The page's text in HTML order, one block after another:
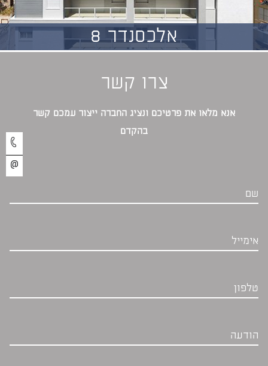
אלכסנדר 8
צרו קשר
אנא מלאו את פרטיכם ונציג החברה ייצור עמכם קשר
בהקדם‎
שם
אימייל
טלפון
הודעה